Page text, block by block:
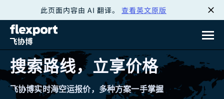
此页面内容由 AI 翻译。 查看英文原版
搜索路线，立享价格
飞协博实时海空运报价，多种方案一手掌握